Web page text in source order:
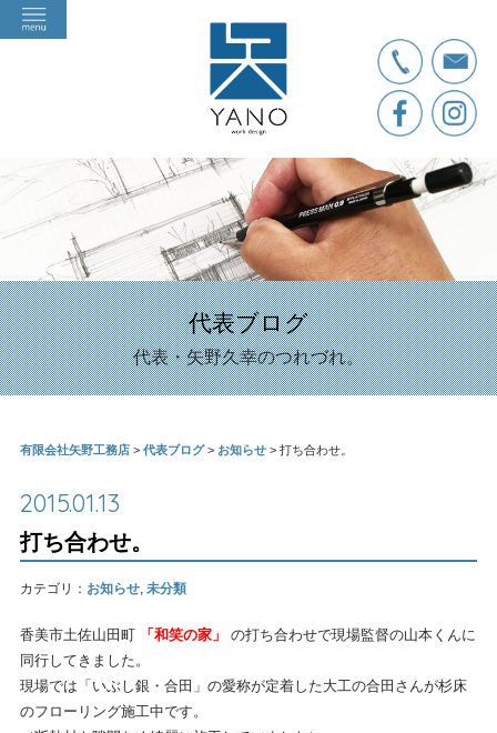
代表ブログ
代表・矢野久幸のつれづれ。
有限会社矢野工務店> 代表ブログ> お知らせ> 打ち合わせ。
2015.01.13
打ち合わせ。
カテゴリ： お知らせ, 未分類
香美市土佐山田町 「和笑の家」 の打ち合わせで現場監督の山本くんに
同行してきました。
現場では「いぶし銀・合田」の愛称が定着した大工の合田さんが杉床
のフローリング施工中です。